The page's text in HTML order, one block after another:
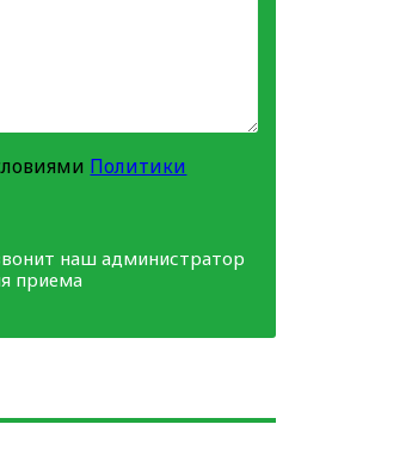
Политики
наш администратор
приема